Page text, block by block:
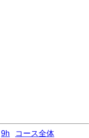
9h
コース全体